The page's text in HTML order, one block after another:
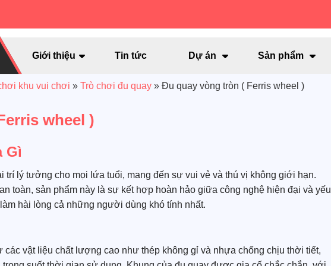
Giới thiệu Tin tức Dự án Sản phẩm
khu vui chơi » Trò chơi đu quay » Đu quay vòng tròn ( Ferris wheel )
wheel )
Gì
trí lý tưởng cho mọi lứa tuổi, mang đến sự vui vẻ và thú vị không giới hạn.
toàn, sản phẩm này là sự kết hợp hoàn hảo giữa công nghệ hiện đại và yếu
hài lòng cả những người dùng khó tính nhất.
vật liệu chất lượng cao như thép không gỉ và nhựa chống chịu thời tiết,